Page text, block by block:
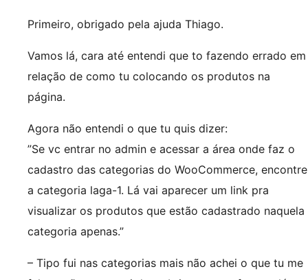
Primeiro, obrigado pela ajuda Thiago.
Vamos lá, cara até entendi que to fazendo errado em
relação de como tu colocando os produtos na
página.
Agora não entendi o que tu quis dizer:
”Se vc entrar no admin e acessar a área onde faz o
cadastro das categorias do WooCommerce, encontre
a categoria laga-1. Lá vai aparecer um link pra
visualizar os produtos que estão cadastrado naquela
categoria apenas.”
– Tipo fui nas categorias mais não achei o que tu me